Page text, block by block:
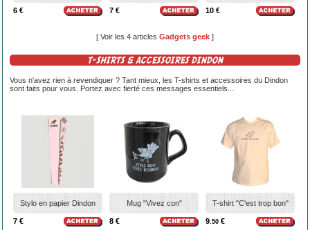
6 € 7 € 10 €
[ Voir les 4 articles Gadgets geek ]
T-SHIRTS & ACCESSOIRES DINDON
Vous n'avez rien à revendiquer ? Tant mieux, les T-shirts et accessoires du Dindon
sont faits pour vous. Portez avec fierté ces messages essentiels...
Stylo en papier Dindon
7 €
Mug "Vivez con"
8 €
T-shirt "C'est trop bon"
9 .50 €